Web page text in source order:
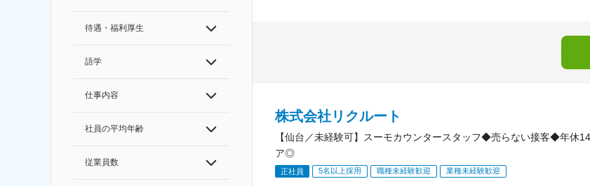
待遇・福利厚生
語学
仕事内容
社員の平均年齢
従業員数
株式会社リクルート
【仙台／未経験可】スーモカウンタースタッフ◆売らない接客◆年休
ア◎
正社員 5名以上採用 職種未経験歓迎 業種未経験歓迎